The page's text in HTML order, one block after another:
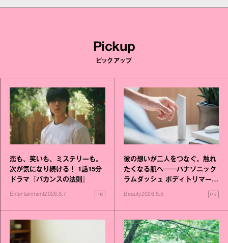
Pickup
ピックアップ
恋も、笑いも、ミステリーも。
次が気になり続ける！ 1話15分
ドラマ『バカンスの法則』
Entertainment2026.8.7 PR
彼の想いが二人をつなぐ。触れ
たくなる肌へ──パナソニック
ラムダッシュ ボディトリマーが
Beauty2026.8.5 PR